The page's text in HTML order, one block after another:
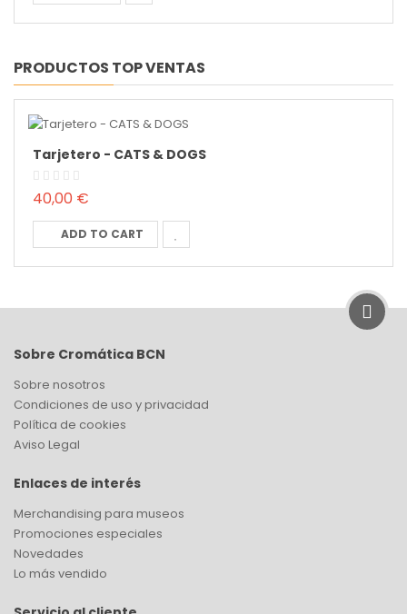
PRODUCTOS TOP VENTAS
Tarjetero - CATS & DOGS
40,00 €
ADD TO CART
Sobre Cromática BCN
Sobre nosotros
Condiciones de uso y privacidad
Política de cookies
Aviso Legal
Enlaces de interés
Merchandising para museos
Promociones especiales
Novedades
Lo más vendido